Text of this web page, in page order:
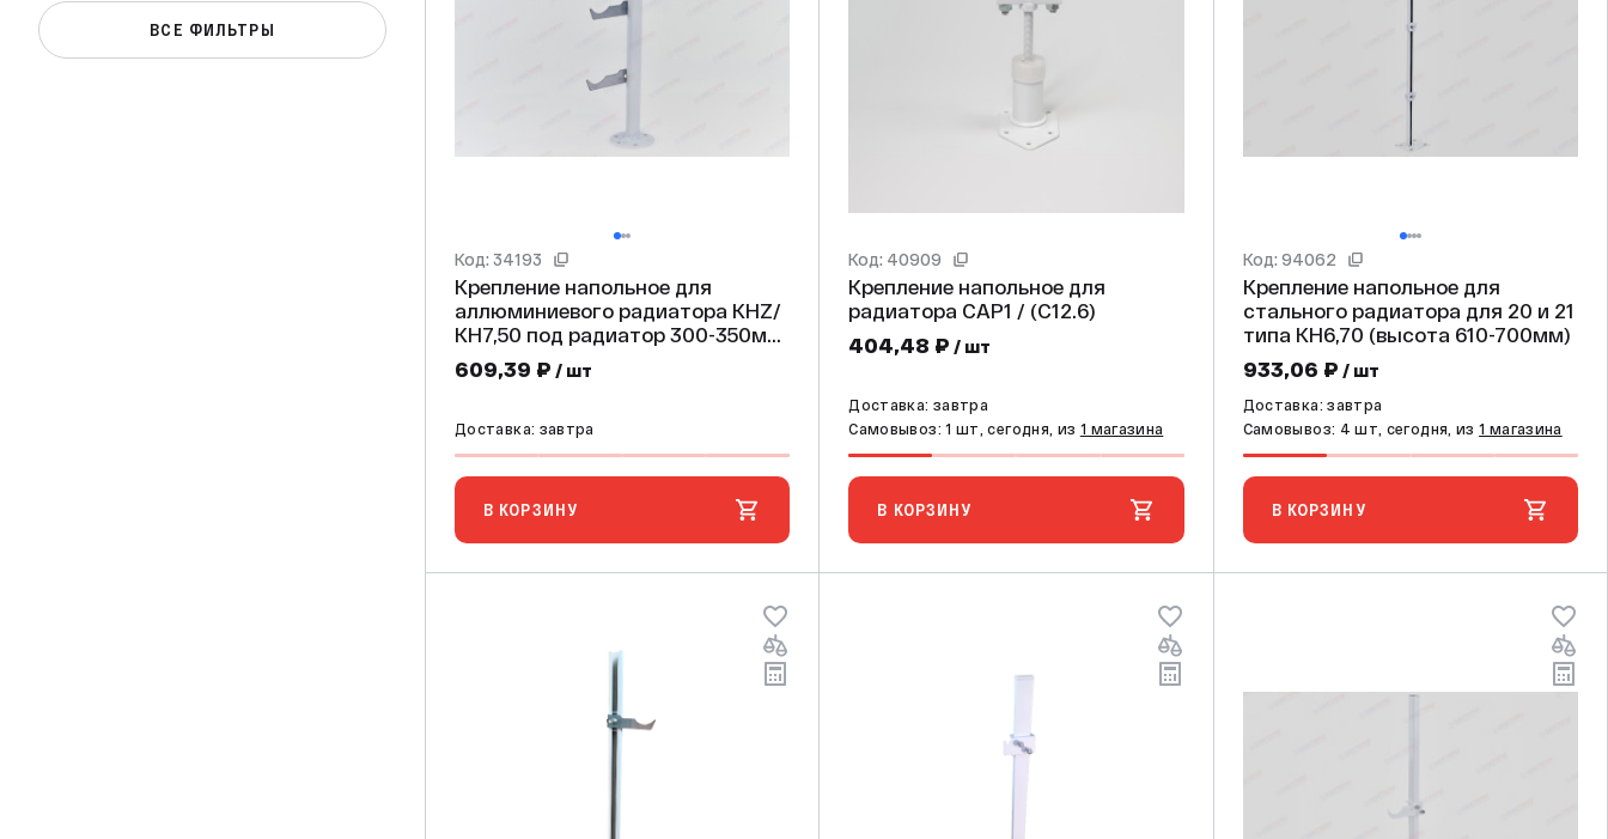
ВСЕ ФИЛЬТРЫ
Код: 34193
Крепление напольное для
аллюминиевого радиатора KHZ/
КН7,50 под радиатор 300-350мм
*
609,39 ₽ / шт
Доставка: завтра
В КОРЗИНУ
Код: 40909
Крепление напольное для
радиатора CAP1 / (C12.6)
404,48 ₽ / шт
Доставка: завтра
Самовывоз: 1 шт, сегодня, из 1 магазина
В КОРЗИНУ
Код: 94062
Крепление напольное для
стального радиатора для 20 и 21
типа КН6,70 (высота 610-700мм)
933,06 ₽ / шт
Доставка: завтра
Самовывоз: 4 шт, сегодня, из1 магазина
В КОРЗИНУ